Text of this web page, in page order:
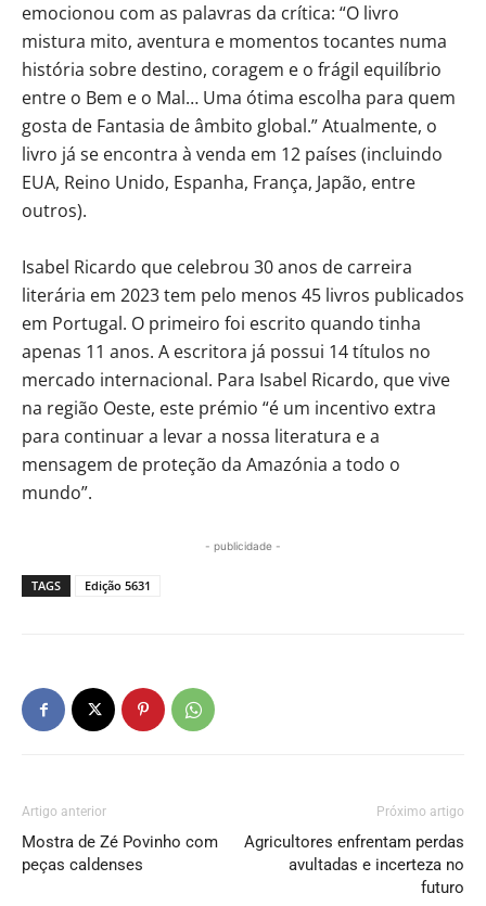
emocionou com as palavras da crítica: “O livro
mistura mito, aventura e momentos tocantes numa
história sobre destino, coragem e o frágil equilíbrio
entre o Bem e o Mal… Uma ótima escolha para quem
gosta de Fantasia de âmbito global.” Atualmente, o
livro já se encontra à venda em 12 países (incluindo
EUA, Reino Unido, Espanha, França, Japão, entre
outros).
Isabel Ricardo que celebrou 30 anos de carreira
literária em 2023 tem pelo menos 45 livros publicados
em Portugal. O primeiro foi escrito quando tinha
apenas 11 anos. A escritora já possui 14 títulos no
mercado internacional. Para Isabel Ricardo, que vive
na região Oeste, este prémio “é um incentivo extra
para continuar a levar a nossa literatura e a
mensagem de proteção da Amazónia a todo o
mundo”.
- publicidade -
TAGS Edição 5631
Artigo anterior
Mostra de Zé Povinho com
peças caldenses
Próximo artigo
Agricultores enfrentam perdas
avultadas e incerteza no
futuro